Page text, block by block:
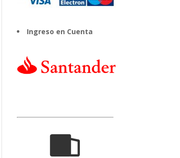
Ingreso en Cuenta